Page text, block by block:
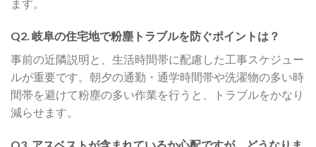
ます。
Q2. 岐阜の住宅地で粉塵トラブルを防ぐポイントは？
事前の近隣説明と、生活時間帯に配慮した工事スケジュー
ルが重要です。朝夕の通勤・通学時間帯や洗濯物の多い時
間帯を避けて粉塵の多い作業を行うと、トラブルをかなり
減らせます。
Q3. アスベストが含まれているか心配ですが、どうなりま